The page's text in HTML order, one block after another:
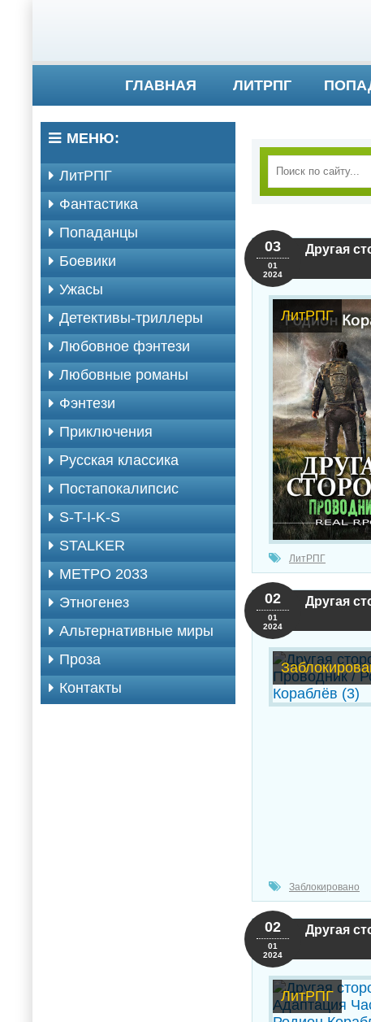
ГЛАВНАЯ ЛИТРПГ
Другая
03
01
2024
ЛитРПГ
ЛитРПГ
Другая
02
01
2024
Заблокировано
Другая
02
01
2024
ЛитРПГ
МЕНЮ:
ЛитРПГ
Фантастика
Попаданцы
Боевики
Ужасы
Детективы-триллеры
Любовное фэнтези
Любовные романы
Фэнтези
Приключения
Русская классика
Постапокалипсис
S-T-I-K-S
STALKER
МЕТРО 2033
Этногенез
Альтернативные миры
Проза
Контакты